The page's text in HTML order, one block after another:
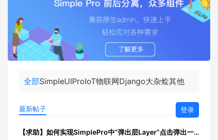
全部SimpleUIProIoT物联网Django大杂烩其他
最新帖子 登录
【求助】如何实现SimplePro中“弹出层Layer”点击弹出一段自定义的代码